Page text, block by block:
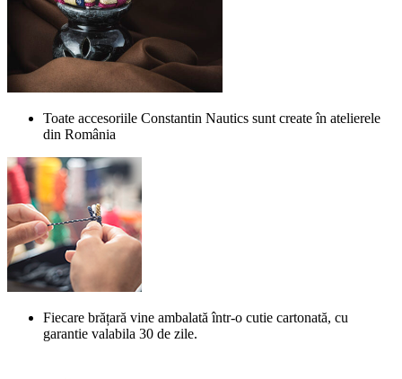
Toate accesoriile Constantin Nautics sunt create în atelierele
din România
Fiecare brățară vine ambalată într-o cutie cartonată, cu
garantie valabila 30 de zile.